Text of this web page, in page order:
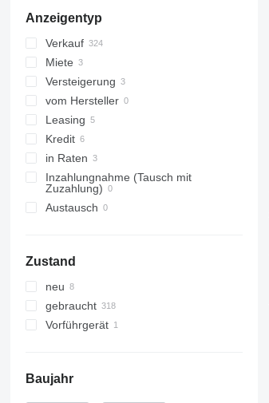
Anzeigentyp
Verkauf
Miete
Versteigerung
vom Hersteller
Leasing
Kredit
in Raten
Inzahlungnahme (Tausch mit
Zuzahlung)
Austausch
Zustand
neu
gebraucht
Vorführgerät
Baujahr